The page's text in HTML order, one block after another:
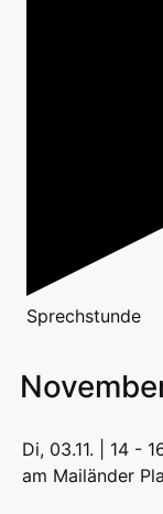
Sprechstunde
Di, 03.11. | 14 -
am Mailänder